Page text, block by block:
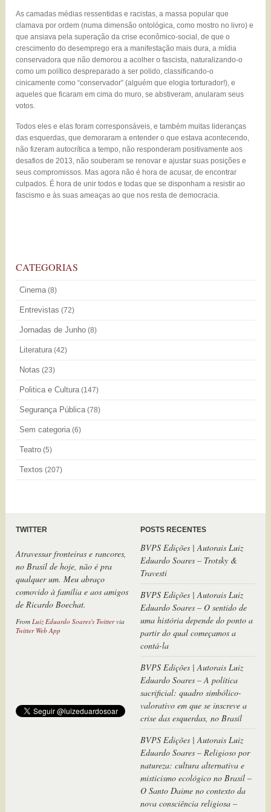
As camadas médias ressentidas e racistas, a massa popular que
clamava por ordem (numa dimensão ontológica, como mostro no livro) e
que ansiava pela superação da crise econômico-social, de que o
crescimento do desemprego era a manifestação mais dura, a mídia
conservadora que não demorou a acolher o fascista, naturalizando-o
como um político despreparado a ser polido, classificando-o
cinicamente como “conservador” (alguém que elogia torturador!), e
aqueles que ficaram em cima do muro, se abstiveram, anularam seus
votos.
Todos eles e elas foram corresponsáveis, e também muitas lideranças
das esquerdas, que demoraram a entender o que estava acontecendo,
não fizeram autocrítica a tempo, não responderam positivamente aos
desafios de 2013, não souberam se renovar e ajustar suas posições e
seus compromissos. Mas agora não é hora de acusar, de encontrar
culpados. É hora de unir todos e todas que se disponham a resistir ao
fascismo e às suas ameaças ao que nos resta de democracia.
CATEGORIAS
Cinema (8)
Entrevistas (72)
Jornadas de Junho (8)
Literatura (42)
Notas (23)
Politica e Cultura (147)
Segurança Pública (78)
Sem categoria (6)
Teatro (5)
Textos (207)
TWITTER
Atravessar fronteiras e rancores,
no Brasil de hoje, não é pra
qualquer um. Meu abraço
comovido à família e aos amigos
de Ricardo Boechat.
From Luiz Eduardo Soares's Twittervia
Twitter Web App
POSTS RECENTES
BVPS Edições | Autorais Luiz
Eduardo Soares – Trotsky &
Travesti
BVPS Edições | Autorais Luiz
Eduardo Soares – O sentido de
uma história depende do ponto a
partir do qual começamos a
contá-la
BVPS Edições | Autorais Luiz
Eduardo Soares – A política
sacrificial: quadro simbólico-
valorativo em que se inscreve a
crise das esquerdas, no Brasil
BVPS Edições | Autorais Luiz
Eduardo Soares – Religioso por
natureza: cultura alternativa e
misticismo ecológico no Brasil –
O Santo Daime no contexto da
nova consciência religiosa –